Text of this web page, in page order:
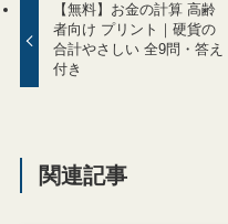
【無料】お金の計算 高齢
者向け プリント｜硬貨の
合計やさしい 全9問・答え
付き
関連記事